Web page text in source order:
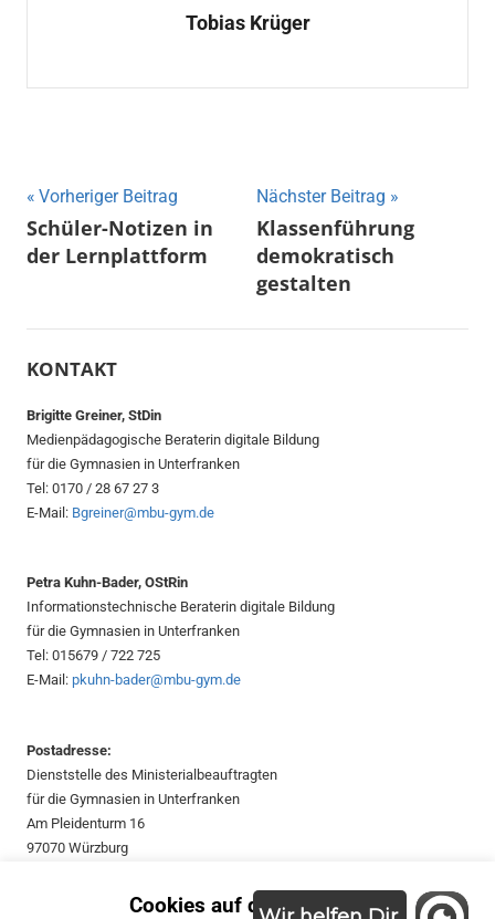
Tobias Krüger
Beitragsnavigation
Vorheriger Beitrag
Schüler-Notizen in
der Lernplattform
Nächster Beitrag
Klassenführung
demokratisch
gestalten
KONTAKT
Brigitte Greiner, StDin
Medienpädagogische Beraterin digitale Bildung
für die Gymnasien in Unterfranken
Tel: 0170 / 28 67 27 3
E-Mail: Bgreiner@mbu-gym.de
Petra Kuhn-Bader, OStRin
Informationstechnische Beraterin digitale Bildung
für die Gymnasien in Unterfranken
Tel: 015679 / 722 725
E-Mail: pkuhn-bader@mbu-gym.de
Postadresse:
Dienststelle des Ministerialbeauftragten
für die Gymnasien in Unterfranken
Am Pleidenturm 16
97070 Würzburg
Cookies auf dieser Seite.